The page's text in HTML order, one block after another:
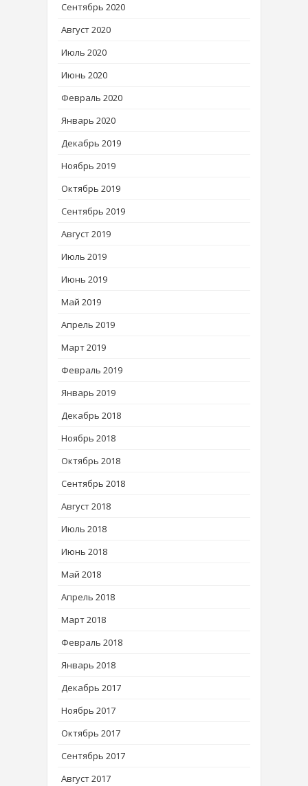
Сентябрь 2020
Август 2020
Июль 2020
Июнь 2020
Февраль 2020
Январь 2020
Декабрь 2019
Ноябрь 2019
Октябрь 2019
Сентябрь 2019
Август 2019
Июль 2019
Июнь 2019
Май 2019
Апрель 2019
Март 2019
Февраль 2019
Январь 2019
Декабрь 2018
Ноябрь 2018
Октябрь 2018
Сентябрь 2018
Август 2018
Июль 2018
Июнь 2018
Май 2018
Апрель 2018
Март 2018
Февраль 2018
Январь 2018
Декабрь 2017
Ноябрь 2017
Октябрь 2017
Сентябрь 2017
Август 2017